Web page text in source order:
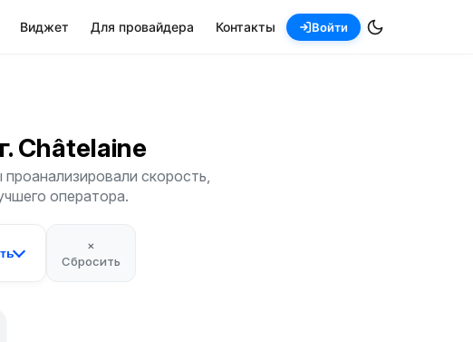
Виджет Для провайдера Контакты Войти
Châtelaine
скорость,
оператора.
×
Сбросить